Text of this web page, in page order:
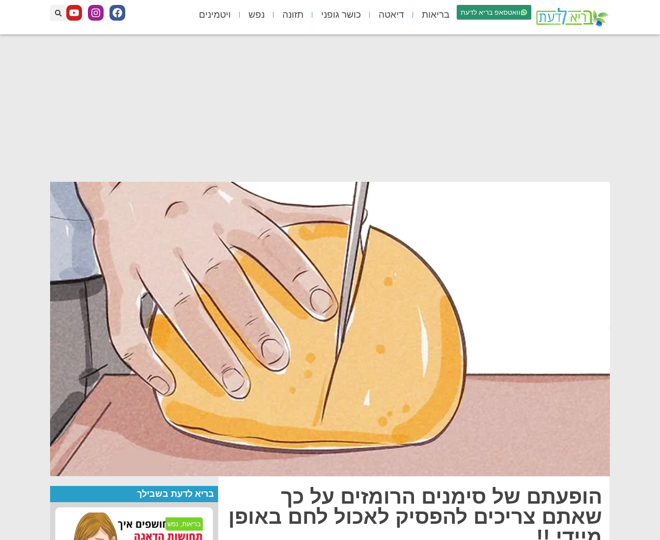
וואטסאפ בריא לדעת בריאות דיאטה כושר גופני תזונה נפש ויטמינים
הופעתם של סימנים הרומזים על כך
שאתם צריכים להפסיק לאכול לחם באופן
בריא לדעת בשבילך
בריאות נפש